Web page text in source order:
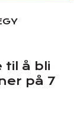
til å bli
på 7